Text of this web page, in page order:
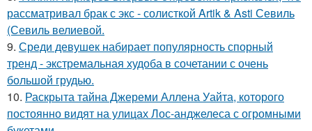
рассматривал брак с экс - солисткой Artik & Asti Севиль
(Севиль велиевой.
9. Среди девушек набирает популярность спорный
тренд - экстремальная худоба в сочетании с очень
большой грудью.
10. Раскрыта тайна Джереми Аллена Уайта, которого
постоянно видят на улицах Лос-анджелеса с огромными